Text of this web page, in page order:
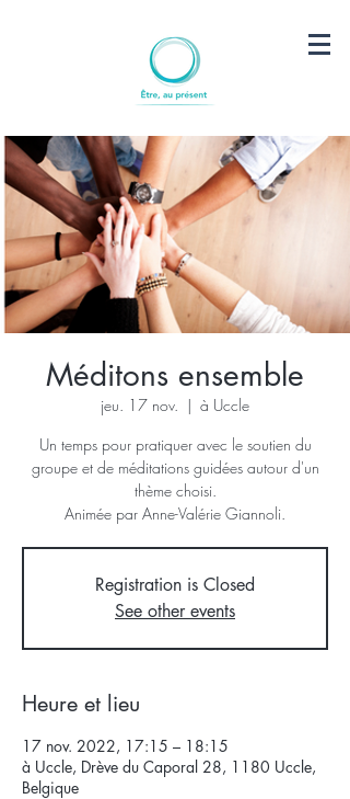
Méditons ensemble
jeu. 17 nov.
  |
à Uccle
Un temps pour pratiquer avec le soutien du
groupe et de méditations guidées autour d'un
thème choisi.
Animée par Anne-Valérie Giannoli.
Registration is Closed
See other events
Heure et lieu
17 nov. 2022, 17:15 – 18:15
à Uccle, Drève du Caporal 28, 1180 Uccle,
Belgique